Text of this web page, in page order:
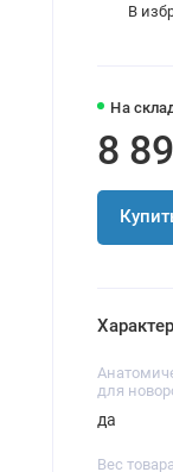
На
8
В
для
да
Вес